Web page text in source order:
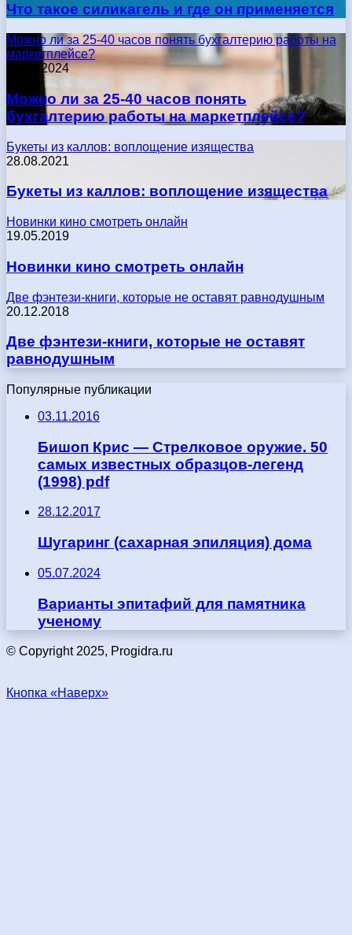
Что такое силикагель и где он применяется
Можно ли за 25-40 часов понять бухгалтерию работы на
маркетплейсе?
17.05.2024
Можно ли за 25-40 часов понять
бухгалтерию работы на маркетплейсе?
Букеты из каллов: воплощение изящества
28.08.2021
Букеты из каллов: воплощение изящества
Новинки кино смотреть онлайн
19.05.2019
Новинки кино смотреть онлайн
Две фэнтези-книги, которые не оставят равнодушным
20.12.2018
Две фэнтези-книги, которые не оставят
равнодушным
Популярные публикации
03.11.2016
Бишоп Крис — Стрелковое оружие. 50
самых известных образцов-легенд
(1998) pdf
28.12.2017
Шугаринг (сахарная эпиляция) дома
05.07.2024
Варианты эпитафий для памятника
ученому
© Copyright 2025, Progidra.ru
Кнопка «Наверх»